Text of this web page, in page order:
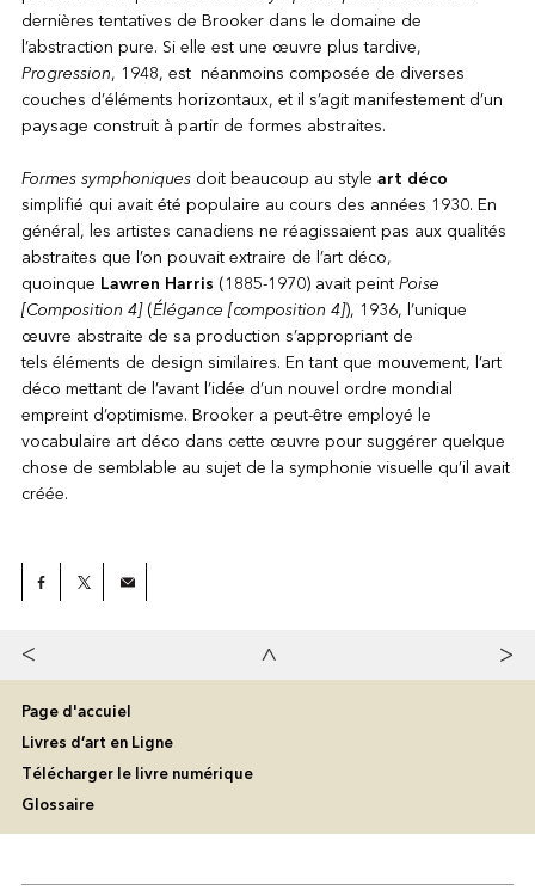
dernières tentatives de Brooker dans le domaine de
l’abstraction pure. Si elle est une œuvre plus tardive,
Progression, 1948, est néanmoins composée de diverses
couches d’éléments horizontaux, et il s’agit manifestement d’un
paysage construit à partir de formes abstraites.
Formes symphoniques doit beaucoup au style art déco
simplifié qui avait été populaire au cours des années 1930. En
général, les artistes canadiens ne réagissaient pas aux qualités
abstraites que l’on pouvait extraire de l’art déco,
quoinque Lawren Harris (1885-1970) avait peint Poise
[Composition 4](Élégance [composition 4]), 1936, l’unique
œuvre abstraite de sa production s’appropriant de
tels éléments de design similaires. En tant que mouvement, l’art
déco mettant de l’avant l’idée d’un nouvel ordre mondial
empreint d’optimisme. Brooker a peut-être employé le
vocabulaire art déco dans cette œuvre pour suggérer quelque
chose de semblable au sujet de la symphonie visuelle qu’il avait
créée.
Page d'accuiel
Livres d’art en Ligne
Télécharger le livre numérique
Glossaire